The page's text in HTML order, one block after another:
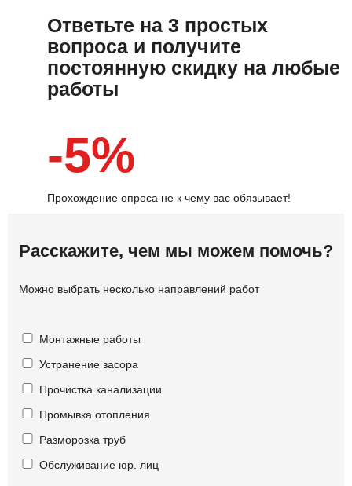
Ответьте на 3 простых
вопроса и получите
постоянную скидку на любые
работы
-5%
Прохождение опроса не к чему вас обязывает!
Расскажите, чем мы можем помочь?
Можно выбрать несколько направлений работ
Монтажные работы
Устранение засора
Прочистка канализации
Промывка отопления
Разморозка труб
Обслуживание юр. лиц